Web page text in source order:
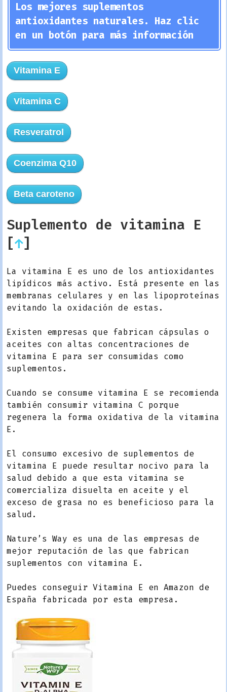
Los mejores suplementos
antioxidantes naturales. Haz clic
en un botón para más información
Vitamina E
Vitamina C
Resveratrol
Coenzima Q10
Beta caroteno
Suplemento de vitamina E
[↑]
La vitamina E es uno de los antioxidantes
lipídicos más activo. Está presente en las
membranas celulares y en las lipoproteínas
evitando la oxidación de estas.
Existen empresas que fabrican cápsulas o
aceites con altas concentraciones de
vitamina E para ser consumidas como
suplementos.
Cuando se consume vitamina E se recomienda
también consumir vitamina C porque
regenera la forma oxidativa de la vitamina
E.
El consumo excesivo de suplementos de
vitamina E puede resultar nocivo para la
salud debido a que esta vitamina se
comercializa disuelta en aceite y el
exceso de grasa no es beneficioso para la
salud.
Nature’s Way es una de las empresas de
mejor reputación de las que fabrican
suplementos con vitamina E.
Puedes conseguir Vitamina E en Amazon de
España fabricada por esta empresa.